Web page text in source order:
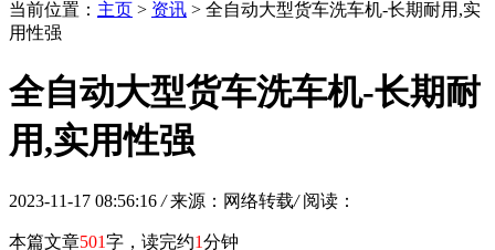
当前位置： 主页 > 资讯 > 全自动大型货车洗车机-长期耐用,实
用性强
全自动大型货车洗车机-长期耐
用,实用性强
2023-11-17 08:56:16 / 来源：网络转载/ 阅读：
本篇文章501字，读完约1分钟